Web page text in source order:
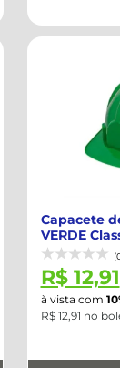
Capacete
VERDE
PLUS-WP...
R$ 12,91
à vista com
R$ 12,91 no